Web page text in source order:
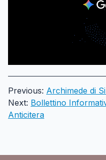
Previous: Archimede di
Next: Bollettino
Anticitera